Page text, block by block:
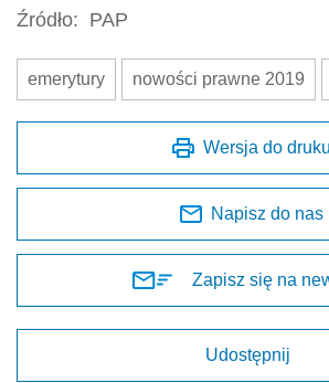
Źródło: PAP
emerytury nowości prawne 2019
Wersja do druku
Napisz do nas
Zapisz się na
Udostępnij